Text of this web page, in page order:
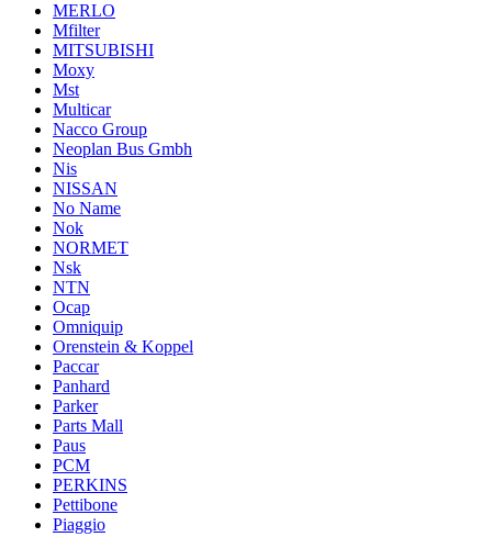
MERLO
Mfilter
MITSUBISHI
Moxy
Mst
Multicar
Nacco Group
Neoplan Bus Gmbh
Nis
NISSAN
No Name
Nok
NORMET
Nsk
NTN
Ocap
Omniquip
Orenstein & Koppel
Paccar
Panhard
Parker
Parts Mall
Paus
PCM
PERKINS
Pettibone
Piaggio